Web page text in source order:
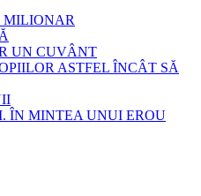
MILIONAR
UN CUVÂNT
ASTFEL ÎNCÂT SĂ
ÎN MINTEA UNUI EROU